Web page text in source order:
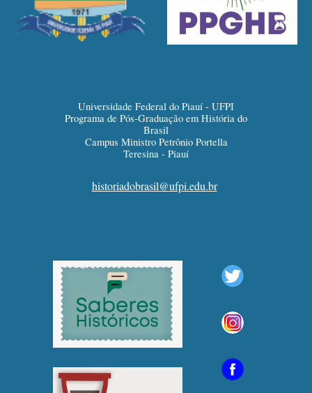
Universidade Federal do Piauí - UFPI
Programa de Pós-Graduação em História do
Brasil
Campus Ministro Petrônio Portella
Teresina - Piauí
historiadobrasil@ufpi.edu.br